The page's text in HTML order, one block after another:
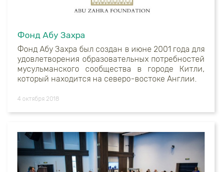
Фонд Абу Захра
Фонд Абу Захра был создан в июне 2001 года для
удовлетворения образовательных потребностей
мусульманского сообщества в городе Китли,
который находится на северо-востоке Англии.
4 октября 2018